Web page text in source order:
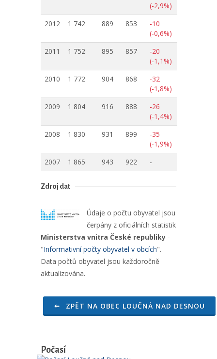
(-2,9%)
2012
1 742 889 853
-10
(-0,6%)
2011
1 752 895 857
-20
(-1,1%)
2010
1 772 904 868
-32
(-1,8%)
2009
1 804 916 888
-26
(-1,4%)
2008
1 830 931 899
-35
(-1,9%)
2007
1 865 943 922 -
Zdroj dat
Údaje o počtu obyvatel jsou
čerpány z oficiálních statistik
Ministerstva vnitra České republiky -
"Informativní počty obyvatel v obcích".
Data počtů obyvatel jsou každoročně
aktualizována.
ZPĚT NA OBEC LOUČNÁ NAD DESNOU
Počasí